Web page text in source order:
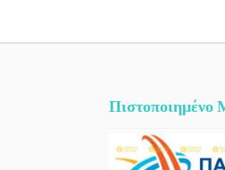
Πιστοποιημένο